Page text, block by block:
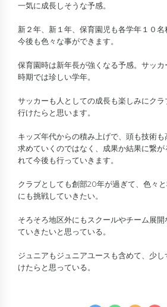
一気に成長しそうな予感。
新２年、新１年、保育園児も各学年１０名
今後も色々な事ができます。
保育園時は新年長が強くなる予感。サッ
時期では珍しい学年。
サッカーも人としての成長も楽しみにク
行けたらと思います。
キッズ年代からの積み上げで、頭も技術
求めていくのではなく、成果か結果に繋
れて今後も行っていきます。
クラブとしても創部20年が過ぎて、色々
にも挑戦していきたい。
そろそろ地区外にもスクールやチーム展
ていきたいと思っている。
ジュニアもジュニアユースも含めて、少
けたらと思っている。